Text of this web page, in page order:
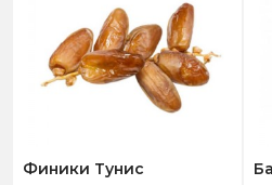
Финики Тунис